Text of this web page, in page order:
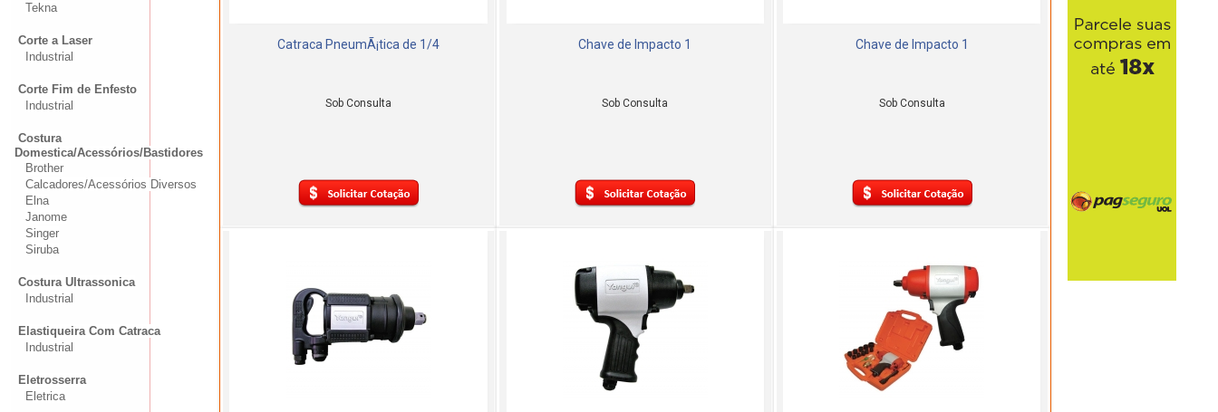
Tekna
Corte a Laser
Industrial
Corte Fim de Enfesto
Industrial
Costura
Domestica/Acessórios/Bastidores
Brother
Calcadores/Acessórios Diversos
Elna
Janome
Singer
Siruba
Costura Ultrassonica
Industrial
Elastiqueira Com Catraca
Industrial
Eletrosserra
Eletrica
Catraca PneumÃ¡tica de 1/4
Sob Consulta
Chave de Impacto 1
Sob Consulta
Chave de Impacto 1
Sob Consulta